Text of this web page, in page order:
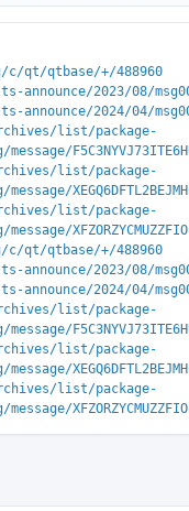
qt/qtbase/+/488960
2023/08/
2024/04/
list/package-
list/package-
list/package-
qt/qtbase/+/488960
2023/08/
2024/04/
list/package-
list/package-
list/package-